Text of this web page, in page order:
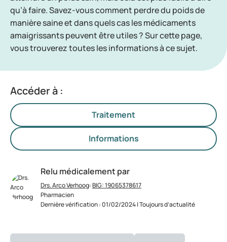
qu’à faire. Savez-vous comment perdre du poids de
manière saine et dans quels cas les médicaments
amaigrissants peuvent être utiles ? Sur cette page,
vous trouverez toutes les informations à ce sujet.
Accéder à :
Traitement
Informations
Relu médicalement par
Drs. Arco Verhoog:BIG: 19065378617
Pharmacien
Dernière vérification : 01/02/2024 | Toujours d’actualité